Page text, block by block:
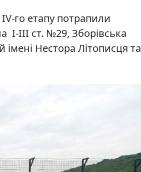
го етапу потрапили
I-III ст. №29, Зборівська
Нестора Літописця та